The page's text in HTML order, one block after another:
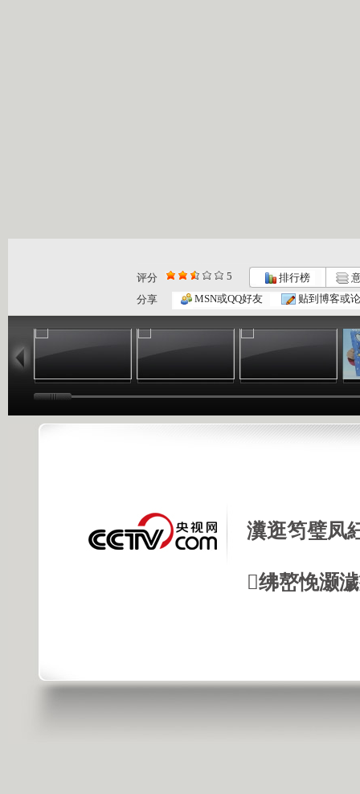
评分 5 排行榜
分享
MSN或QQ好友 贴到博客或
02:33
智慧树 2...
02:17
智慧树 2...
01:49
瀵逛笉璧凤
绋嶅悗灏